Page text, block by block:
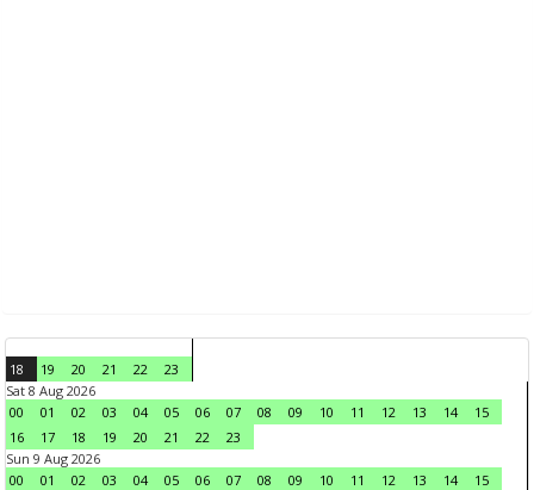
18 19 20 21 22
23
Sat 8 Aug 2026
00
01 02 03 04 05 06 07 08 09 10 11 12 13 14
15
16
17 18 19 20 21 22
23
Sun 9 Aug 2026
00
01 02 03 04 05 06 07 08 09 10 11 12 13 14
15